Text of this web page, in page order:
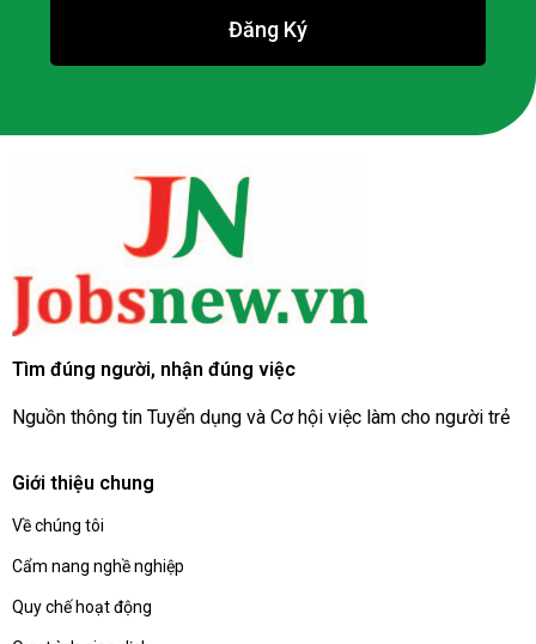
Đăng Ký
Tìm đúng người, nhận đúng việc
Nguồn thông tin Tuyển dụng và Cơ hội việc làm cho người trẻ
Giới thiệu chung
Về chúng tôi
Cẩm nang nghề nghiệp
Quy chế hoạt động